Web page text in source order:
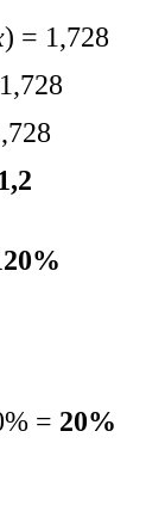
) = 1,728
= 20%